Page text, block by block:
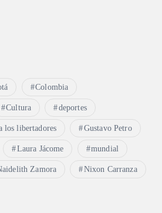
Colombia
Cultura deportes
los libertadores Gustavo Petro
Laura Jácome mundial
Zamora Nixon Carranza